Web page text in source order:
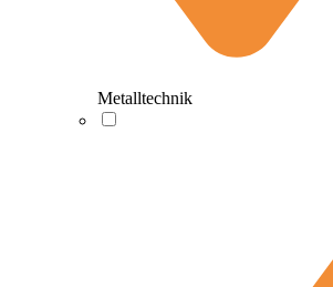
Metalltechnik